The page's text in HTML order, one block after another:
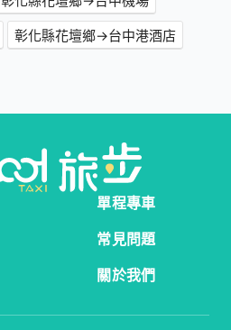
彰化縣花壇鄉→台中港酒店
單程專車
常見問題
關於我們